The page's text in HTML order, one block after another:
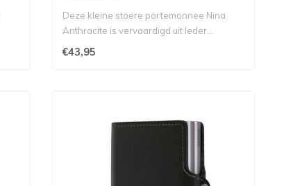
Deze kleine stoere portemonnee Nina
Anthracite is vervaardigd uit leder...
€43,95